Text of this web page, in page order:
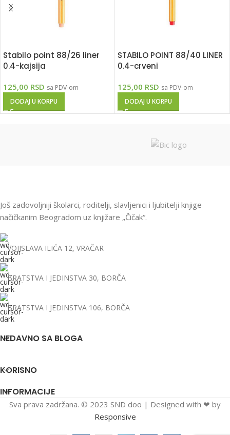
Stabilo point 88/26 liner
0.4-kajsija
125,00 RSD sa PDV-om
DODAJ U KORPU
STABILO POINT 88/40 LINER
0.4-crveni
125,00 RSD sa PDV-om
DODAJ U KORPU
Još zadovoljniji školarci, roditelji, slavljenici i ljubitelji knjige
načičkanim Beogradom uz knjižare „Čičak“.
VOJISLAVA ILIĆA 12, VRAČAR
BRATSTVA I JEDINSTVA 30, BORČA
BRATSTVA I JEDINSTVA 106, BORČA
NEDAVNO SA BLOGA
KORISNO
INFORMACIJE
Sva prava zadržana. © 2023 SND doo | Designed with ❤ by
Responsive